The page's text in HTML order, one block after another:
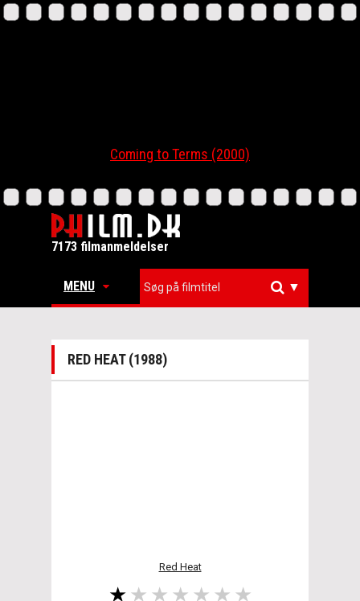
Coming to Terms (2000)
7173 filmanmeldelser
MENU ▼
RED HEAT (1988)
Red Heat